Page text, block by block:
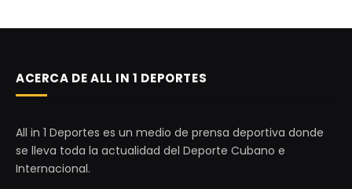
ACERCA DE ALL IN 1 DEPORTES
All in 1 Deportes es un medio de prensa deportiva donde
se lleva toda la actualidad del Deporte Cubano e
Internacional.